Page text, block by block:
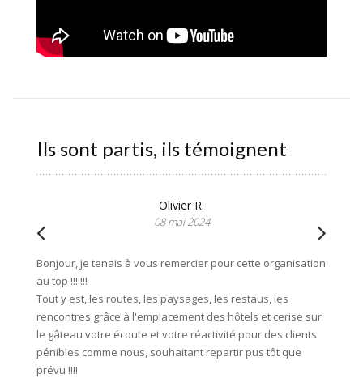
Ils sont partis, ils témoignent
Olivier R.
08 mai 2024
Bonjour, je tenais à vous remercier pour cette organisation
au top !!!!!!!
Tout y est, les routes, les paysages, les restaus, les
rencontres grâce à l'emplacement des hôtels et cerise sur
le gâteau votre écoute et votre réactivité pour des clients
pénibles comme nous, souhaitant repartir pus tôt que
prévu !!!!